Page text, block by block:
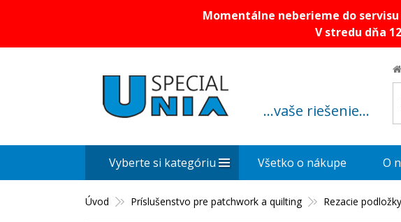
Momentálne neberieme do
V stredu dňa
...vaše riešenie...
Úvod Príslušenstvo pre patchwork a quilting Rezacie podložky
Vyberte si kategóriu Všetko o nákupe O